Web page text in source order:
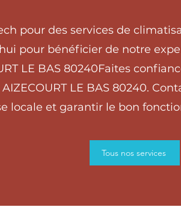
pour des services de
pour bénéficier de notre
LE BAS 80240Faites
LE BAS 80240.
locale et garantir le bon
Tous nos services